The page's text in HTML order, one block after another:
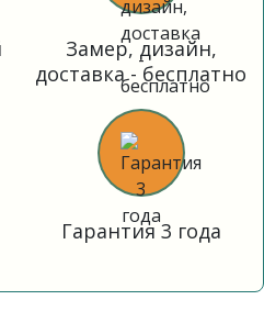
Замер, дизайн,
доставка - бесплатно
Гарантия 3 года